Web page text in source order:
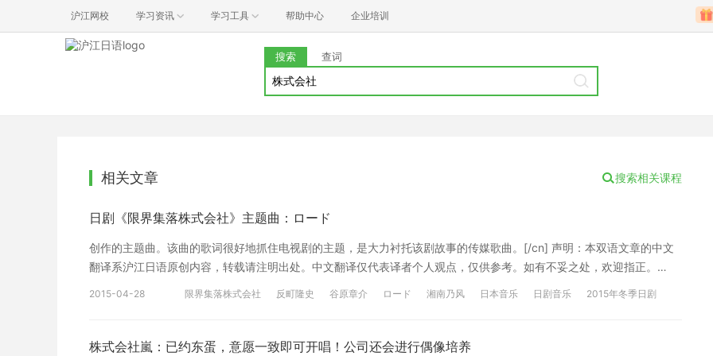
沪江网校 学习资讯 学习工具 帮助中心 企业培训
搜索 查词
相关文章 搜索相关课程
日剧《限界集落株式会社》主题曲：ロード
创作的主题曲。该曲的歌词很好地抓住电视剧的主题，是大力衬托该剧故事的传媒歌曲。[/cn] 声明：本双语文章的中文
翻译系沪江日语原创内容，转载请注明出处。中文翻译仅代表译者个人观点，仅供参考。如有不妥之处，欢迎指正。
度重视知识产权保护。当如发现本网站发布的信息包
2015-04-28 限界集落株式会社 反町隆史 谷原章介 ロード 湘南乃风 日本音乐 日剧音乐 2015年冬季日剧
株式会社嵐：已约东蛋，意愿一致即可开唱！公司还会进行偶像培养